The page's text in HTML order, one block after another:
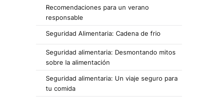
Recomendaciones para un verano
responsable
Seguridad Alimentaria: Cadena de frio
Seguridad alimentaria: Desmontando mitos
sobre la alimentación
Seguridad alimentaria: Un viaje seguro para
tu comida